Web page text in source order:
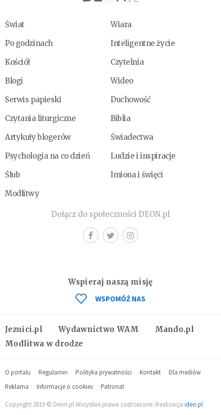
Świat
Wiara
Po godzinach
Inteligentne życie
Kościół
Czytelnia
Blogi
Wideo
Serwis papieski
Duchowość
Czytania liturgiczne
Biblia
Artykuły blogerów
Świadectwa
Psychologia na co dzień
Ludzie i inspiracje
Ślub
Imiona i święci
Modlitwy
Dołącz do społeczności DEON.pl
Jezuici.pl Wydawnictwo WAM
Mando.pl
Modlitwa w drodze
Wspieraj naszą misję
WSPOMÓŻ NAS
O portalu Regulamin Polityka prywatności Kontakt
Dla mediów
Reklama
Informacje o cookies Patronat
Copyright 2019 © Deon.pl Wszystkie prawa zastrzeżone. Realizacja ideo.pl